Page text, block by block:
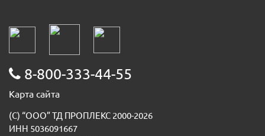
8-800-333-44-55
Карта сайта
(С) “ООО” ТД ПРОПЛЕКС 2000-2026
ИНН 5036091667